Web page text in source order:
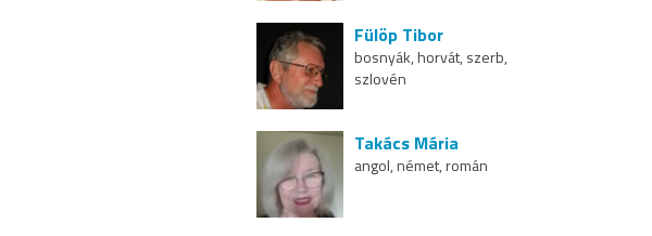
Fülöp Tibor
bosnyák, horvát, szerb,
szlovén
Takács Mária
angol, német, román